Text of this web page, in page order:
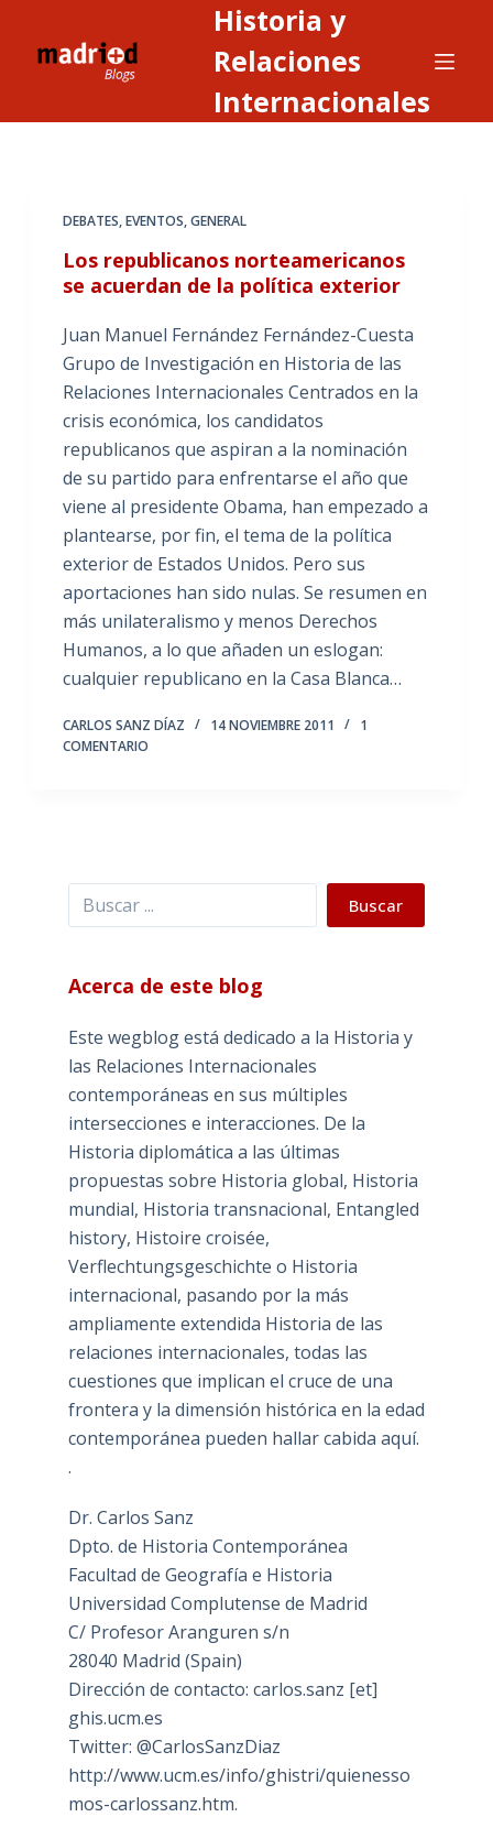
Historia y
Relaciones
Internacionales
DEBATES,EVENTOS,GENERAL
Los republicanos norteamericanos
se acuerdan de la política exterior
Juan Manuel Fernández Fernández-Cuesta
Grupo de Investigación en Historia de las
Relaciones Internacionales Centrados en la
crisis económica, los candidatos
republicanos que aspiran a la nominación
de su partido para enfrentarse el año que
viene al presidente Obama, han empezado a
plantearse, por fin, el tema de la política
exterior de Estados Unidos. Pero sus
aportaciones han sido nulas. Se resumen en
más unilateralismo y menos Derechos
Humanos, a lo que añaden un eslogan:
cualquier republicano en la Casa Blanca…
CARLOS SANZ DÍAZ 14 NOVIEMBRE 2011
1
COMENTARIO
Buscar Buscar
Acerca de este blog
Este wegblog está dedicado a la Historia y
las Relaciones Internacionales
contemporáneas en sus múltiples
intersecciones e interacciones. De la
Historia diplomática a las últimas
propuestas sobre Historia global, Historia
mundial, Historia transnacional, Entangled
history, Histoire croisée,
Verflechtungsgeschichte o Historia
internacional, pasando por la más
ampliamente extendida Historia de las
relaciones internacionales, todas las
cuestiones que implican el cruce de una
frontera y la dimensión histórica en la edad
contemporánea pueden hallar cabida aquí.
.
Dr. Carlos Sanz
Dpto. de Historia Contemporánea
Facultad de Geografía e Historia
Universidad Complutense de Madrid
C/ Profesor Aranguren s/n
28040 Madrid (Spain)
Dirección de contacto: carlos.sanz [et]
ghis.ucm.es
Twitter: @CarlosSanzDiaz
http://www.ucm.es/info/ghistri/quienesso
mos-carlossanz.htm.